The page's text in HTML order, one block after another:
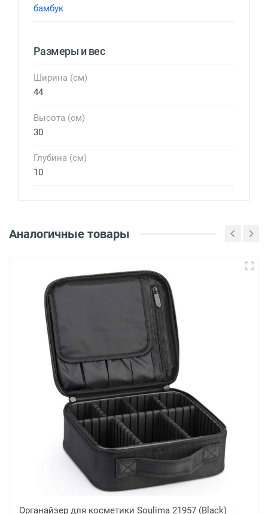
бамбук
Размеры и вес
Ширина (см)
44
Высота (см)
30
Глубина (см)
10
Войдите, чтобы
Оценка
Рецензия
Отправить
Аналогичные товары
Органайзер для косметики Soulima 21957 (Black)